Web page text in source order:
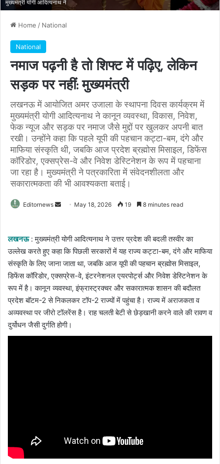
मुख्यमंत्री योगी आदित्यनाथ ने
Home / National
National
नमाज पढ़नी है तो शिफ्ट में पढ़िए, लेकिन
सड़क पर नहीं: मुख्यमंत्री
लखनऊ में आयोजित अमर उजाला के स्थापना दिवस कार्यक्रम में
मुख्यमंत्री योगी आदित्यनाथ ने कानून व्यवस्था, विकास, निवेश,
फेक न्यूज और सड़क पर नमाज जैसे मुद्दों पर खुलकर अपनी बात
रखी। उन्होंने कहा कि पहले यूपी की पहचान कट्टा-बम, दंगे और
माफिया संस्कृति थी, जबकि आज प्रदेश ब्रह्मोस मिसाइल, डिफेंस
कॉरिडोर, एक्सप्रेस-वे और निवेश डेस्टिनेशन के रूप में पहचाना
जा रहा है। मुख्यमंत्री ने पत्रकारिता में संवेदनशीलता और
सकारात्मकता की भी आवश्यकता बताई।
Editornews
Send May 18, 2026 19 8 minutes read
लखनऊ : मुख्यमंत्री योगी आदित्यनाथ ने उत्तर प्रदेश की बदली तस्वीर का
उल्लेख करते हुए कहा कि पिछली सरकारों में यह राज्य कट्टा-बम, दंगे और माफिया
संस्कृति के लिए जाना जाता था, जबकि आज यूपी की पहचान ब्रह्मोस मिसाइल,
डिफेंस कॉरिडोर, एक्सप्रेस-वे, इंटरनेशनल एयरपोर्ट्स और निवेश डेस्टिनेशन के
रूप में है। कानून व्यवस्था, इंफ्रास्ट्रक्चर और सकारात्मक शासन की बदौलत
प्रदेश बॉटम-2 से निकलकर टॉप-2 राज्यों में पहुंचा है। राज्य में अराजकता व
अव्यवस्था पर जीरो टॉलरेंस है। राह चलती बेटी से छेड़खानी करने वाले की रावण व
दुर्योधन जैसी दुर्गति होगी।